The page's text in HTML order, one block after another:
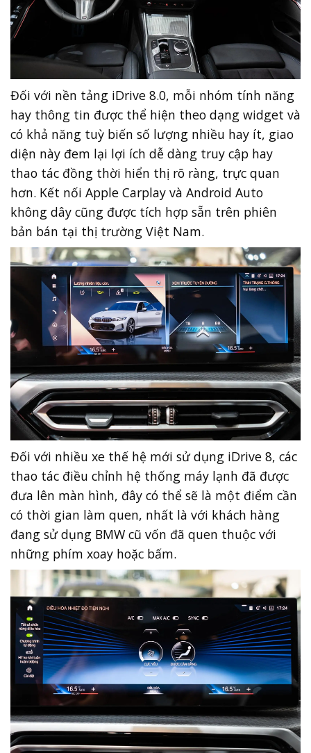
Đối với nền tảng iDrive 8.0, mỗi nhóm tính năng
hay thông tin được thể hiện theo dạng widget và
có khả năng tuỳ biến số lượng nhiều hay ít, giao
diện này đem lại lợi ích dễ dàng truy cập hay
thao tác đồng thời hiển thị rõ ràng, trực quan
hơn. Kết nối Apple Carplay và Android Auto
không dây cũng được tích hợp sẵn trên phiên
bản bán tại thị trường Việt Nam.
Đối với nhiều xe thế hệ mới sử dụng iDrive 8, các
thao tác điều chỉnh hệ thống máy lạnh đã được
đưa lên màn hình, đây có thể sẽ là một điểm cần
có thời gian làm quen, nhất là với khách hàng
đang sử dụng BMW cũ vốn đã quen thuộc với
những phím xoay hoặc bấm.